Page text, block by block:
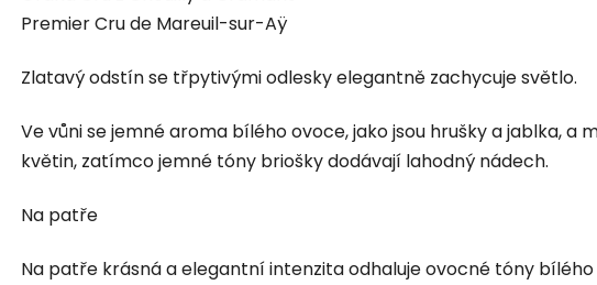
Premier Cru de Mareuil-sur-Aÿ
Zlatavý odstín se třpytivými odlesky elegantně zachycuje světlo.
Ve vůni se jemné aroma bílého ovoce, jako jsou hrušky a jablka, a
květin, zatímco jemné tóny briošky dodávají lahodný nádech.
Na patře
Na patře krásná a elegantní intenzita odhaluje ovocné tóny